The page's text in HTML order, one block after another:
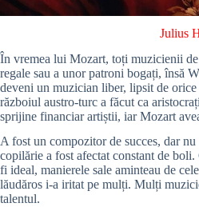
Julius
În vremea lui Mozart, toți muzicienii
regale sau a unor patroni bogați, însă
deveni un muzician liber, lipsit de orice
războiul austro-turc a făcut ca
sprijine financiar artiștii, iar Mozart
A fost un compozitor de succes, dar
copilărie a fost afectat constant de boli.
fi ideal, manierele sale aminteau de
lăudăros i-a iritat pe mulți. Mulți
talentul.